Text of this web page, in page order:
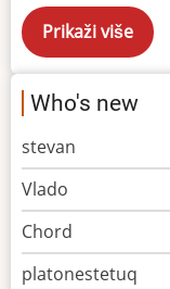
Who's new
stevan
Vlado
Chord
platonestetuq